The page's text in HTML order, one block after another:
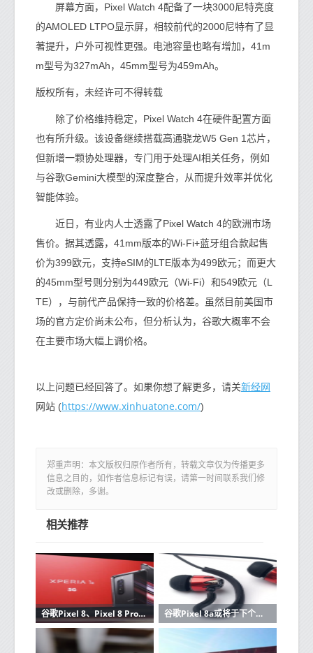
屏幕方面，Pixel Watch 4配备了一块3000尼特亮度
的AMOLED LTPO显示屏，相较前代的2000尼特有了显
著提升，户外可视性更强。电池容量也略有增加，41m
m型号为327mAh，45mm型号为459mAh。
版权所有，未经许可不得转载
除了价格维持稳定，Pixel Watch 4在硬件配置方面
也有所升级。该设备继续搭载高通骁龙W5 Gen 1芯片，
但新增一颗协处理器，专门用于处理AI相关任务，例如
与谷歌Gemini大模型的深度整合，从而提升效率并优化
智能体验。
近日，有业内人士透露了Pixel Watch 4的欧洲市场
售价。据其透露，41mm版本的Wi-Fi+蓝牙组合款起售
价为399欧元，支持eSIM的LTE版本为499欧元；而更大
的45mm型号则分别为449欧元（Wi-Fi）和549欧元（L
TE），与前代产品保持一致的价格差。虽然目前美国市
场的官方定价尚未公布，但分析认为，谷歌大概率不会
在主要市场大幅上调价格。
以上问题已经回答了。如果你想了解更多，请关新经网
网站 (https://www.xinhuatone.com/)
郑重声明：本文版权归原作者所有，转载文章仅为传播更多
信息之目的，如作者信息标记有误，请第一时间联系我们修
改或删除，多谢。
相关推荐
谷歌Pixel 8、Pixel 8 Pro价格曝光：6000元起 最贵超1万 谷歌Pixel 8a或将于下个月发布 支持27W有线充电